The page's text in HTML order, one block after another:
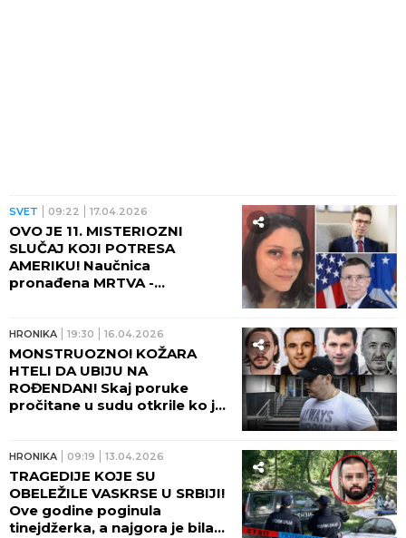
SVET 09:22 17.04.2026
OVO JE 11. MISTERIOZNI
SLUČAJ KOJI POTRESA
AMERIKU! Naučnica
pronađena MRTVA -
HRONIKA 19:30 16.04.2026
MONSTRUOZNO! KOŽARA
HTELI DA UBIJU NA
ROĐENDAN! Skaj poruke
pročitane u sudu otkrile ko je
HRONIKA 09:19 13.04.2026
TRAGEDIJE KOJE SU
OBELEŽILE VASKRSE U SRBIJI!
Ove godine poginula
tinejdžerka, a najgora je bila